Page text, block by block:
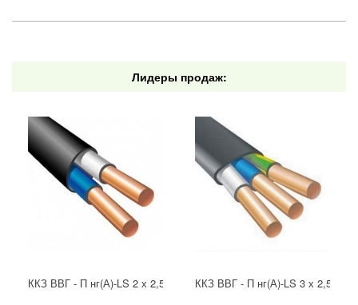
Лидеры продаж:
ККЗ ВВГ - П нг(А)-LS 2 х 2,5 ГОСТ ККЗ ВВГ - П нг(А)-LS 3 х 2,5